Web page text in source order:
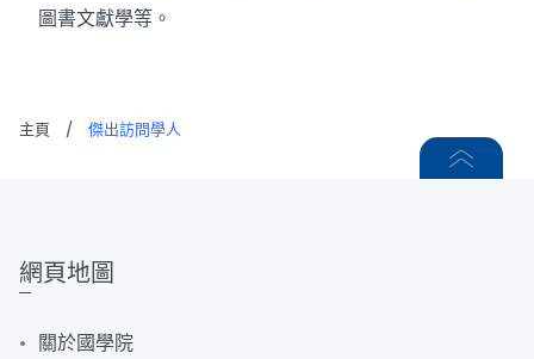
圖書文獻學等。
主頁 / 傑出訪問學人
網頁地圖
關於國學院